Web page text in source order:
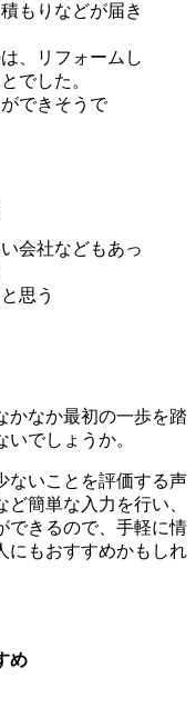
もりなどが届き
、リフォームし
でした。
できそうで
会社などもあっ
思う
かなか最初の一歩を踏
でしょうか。
ないことを評価する声
簡単な入力を行い、
できるので、手軽に情
にもおすすめかもしれ
め